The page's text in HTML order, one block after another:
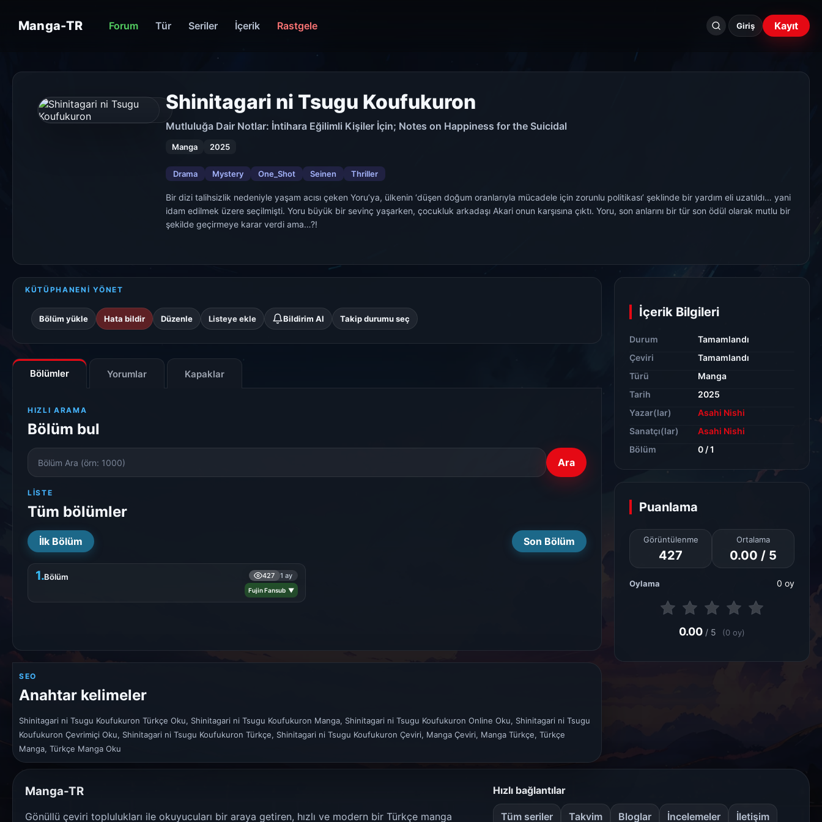
Manga-TR Forum Tür Seriler İçerik Rastgele
Seri
ara...
Giriş Kayıt
Shinitagari ni Tsugu Koufukuron
Mutluluğa Dair Notlar: İntihara Eğilimli Kişiler İçin; Notes on Happiness for the Suicidal
Manga 2025
Drama Mystery One_Shot Seinen Thriller
Bir dizi talihsizlik nedeniyle yaşam acısı çeken Yoru’ya, ülkenin ‘düşen doğum oranlarıyla mücadele için zorunlu politikası’ şeklinde bir yardım eli uzatıldı… yani
idam edilmek üzere seçilmişti. Yoru büyük bir sevinç yaşarken, çocukluk arkadaşı Akari onun karşısına çıktı. Yoru, son anlarını bir tür son ödül olarak mutlu bir
şekilde geçirmeye karar verdi ama…?!
KÜTÜPHANENİ YÖNET
Bölüm yükle Hata bildir Düzenle Listeye ekle Bildirim Al Takip durumu seç
Bölümler Yorumlar Kapaklar
HIZLI ARAMA
Bölüm bul
Bölüm
Numarası
Ara
LISTE
Tüm bölümler
İlk Bölüm Son Bölüm
1.Bölüm 427 1 ay
Fujin Fansub ▼
SEO
Anahtar kelimeler
Shinitagari ni Tsugu Koufukuron Türkçe Oku, Shinitagari ni Tsugu Koufukuron Manga, Shinitagari ni Tsugu Koufukuron Online Oku, Shinitagari ni Tsugu
Koufukuron Çevrimiçi Oku, Shinitagari ni Tsugu Koufukuron Türkçe, Shinitagari ni Tsugu Koufukuron Çeviri, Manga Çeviri, Manga Türkçe, Türkçe
Manga, Türkçe Manga Oku
İçerik Bilgileri
Durum
Tamamlandı
Çeviri
Tamamlandı
Türü
Manga
Tarih
2025
Yazar(lar)
Asahi Nishi
Sanatçı(lar)
Asahi Nishi
Bölüm
0 / 1
Puanlama
Görüntülenme
427
Ortalama
0.00 / 5
Oylama 0 oy
0.00 / 5 (0 oy)
Manga-TR
Gönüllü çeviri toplulukları ile okuyucuları bir araya getiren, hızlı ve modern bir Türkçe manga
Hızlı bağlantılar
Tüm seriler Takvim Bloglar İncelemeler İletişim